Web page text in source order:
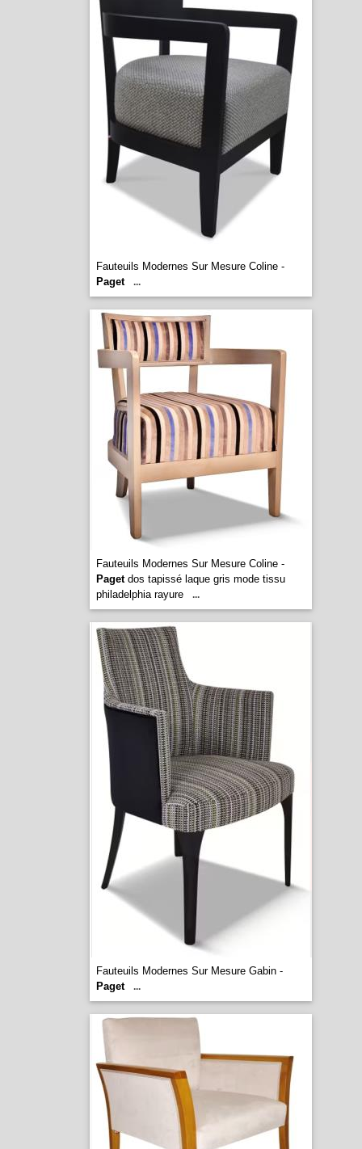
Fauteuils Modernes Sur Mesure Coline -
Paget
...
Fauteuils Modernes Sur Mesure Coline -
Pagetdos tapissé laque gris mode tissu
philadelphia rayure
...
Fauteuils Modernes Sur Mesure Gabin -
Paget
...